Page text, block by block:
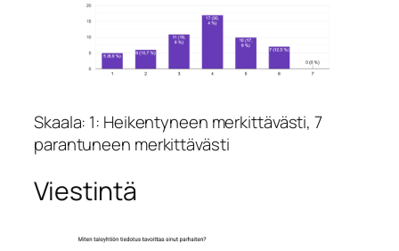
Skaala: 1: Heikentyneen merkittävästi, 7
parantuneen merkittävästi
Viestintä